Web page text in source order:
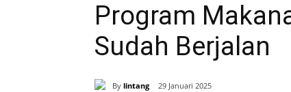
Program
Sudah Berjalan
By lintang 29 Januari 2025